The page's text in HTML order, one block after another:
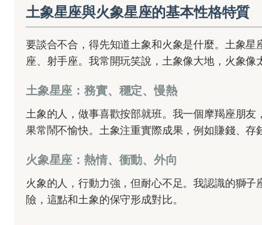
土象星座與火象星座的基本性格特質
要談合不合，得先知道土象和火象是什麼。土象
座、射手座。我常開玩笑說，土象像大地，火象像
土象星座：務實、穩定、慢熱
土象的人，做事喜歡按部就班。我一個摩羯座朋
果常鬧不愉快。土象注重實際成果，例如賺錢、存
火象星座：熱情、衝動、外向
火象的人，行動力強，但耐心不足。我認識的獅
險，這點和土象的保守形成對比。